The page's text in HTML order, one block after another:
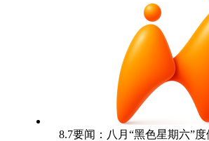
8.7要闻：八月“黑色星期六”